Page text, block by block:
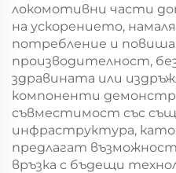
локомотивни части
на ускорението,
потребление и
производителност,
здравината или
компоненти
съвместимост със
инфраструктура,
предлагат
връзка с бъдещи